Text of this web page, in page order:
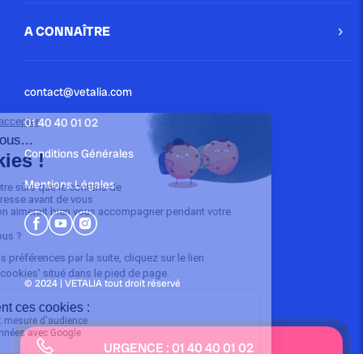
URGENCE : 01 40 40 01 02
A CONNAÎTRE
contact@vetalia.com
01 40 40 01 02
Conditions Générales
Mentions Légales
© 2024 | VETALIA tout droit réservé